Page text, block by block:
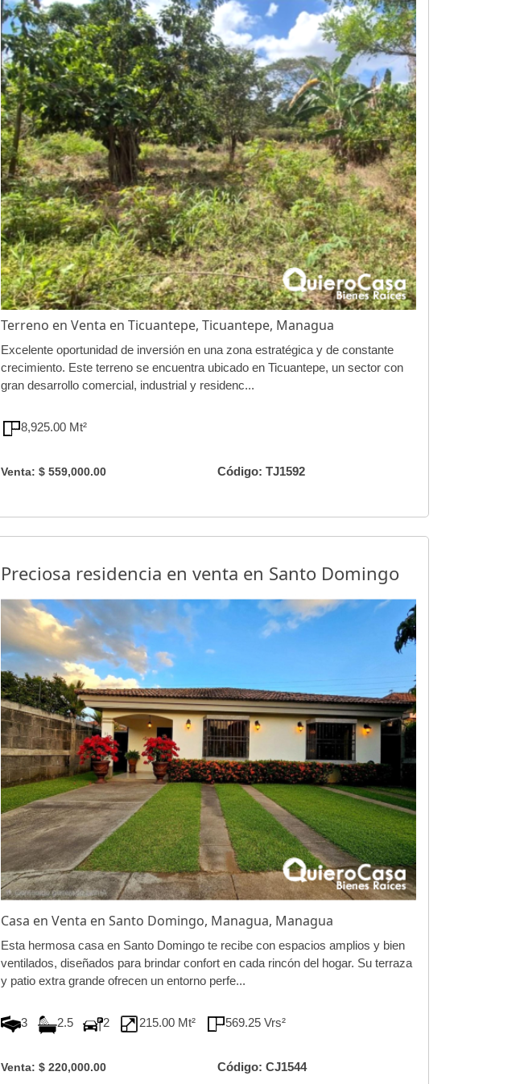
Terreno en Venta en Ticuantepe, Ticuantepe, Managua
Excelente oportunidad de inversión en una zona estratégica y de constante
crecimiento. Este terreno se encuentra ubicado en Ticuantepe, un sector con
gran desarrollo comercial, industrial y residenc...
8,925.00 Mt²
Venta: $ 559,000.00 Código: TJ1592
Preciosa residencia en venta en Santo Domingo
Casa en Venta en Santo Domingo, Managua, Managua
Esta hermosa casa en Santo Domingo te recibe con espacios amplios y bien
ventilados, diseñados para brindar confort en cada rincón del hogar. Su terraza
y patio extra grande ofrecen un entorno perfe...
3 2.5 2 215.00 Mt² 569.25 Vrs²
Venta: $ 220,000.00 Código: CJ1544